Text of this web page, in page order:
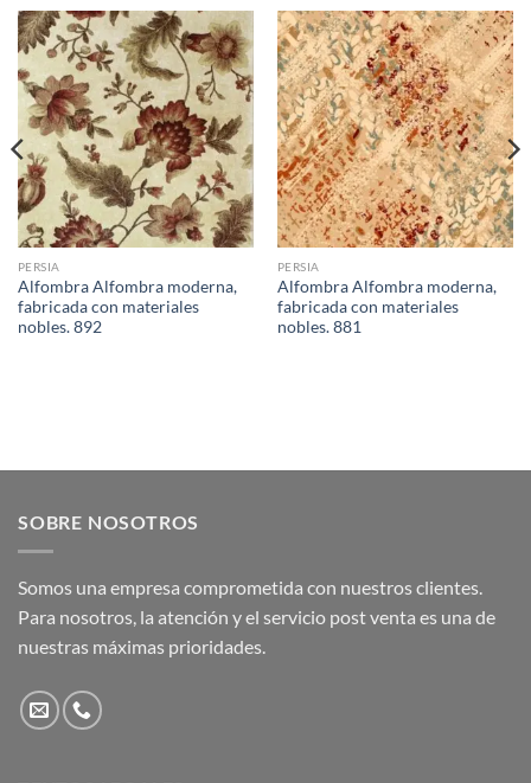
PERSIA
Alfombra Alfombra moderna,
fabricada con materiales
nobles. 892
PERSIA
Alfombra Alfombra moderna,
fabricada con materiales
nobles. 881
SOBRE NOSOTROS
Somos una empresa comprometida con nuestros clientes.
Para nosotros, la atención y el servicio post venta es una de
nuestras máximas prioridades.